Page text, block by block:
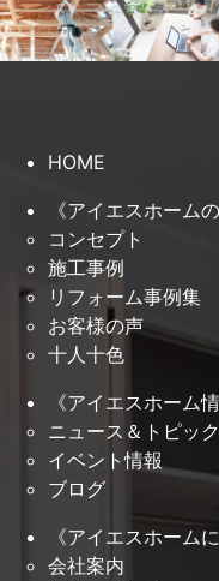
HOME
《アイエスホーム
コンセプト
施工事例
リフォーム事例集
お客様の声
十人十色
《アイエスホーム情
ニュース＆トピッ
イベント情報
ブログ
《アイエスホーム
会社案内